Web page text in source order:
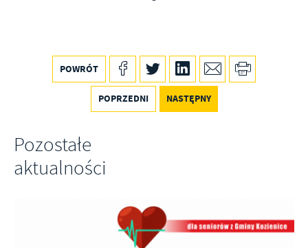
POWRÓT
POPRZEDNI NASTĘPNY
Pozostałe
aktualności